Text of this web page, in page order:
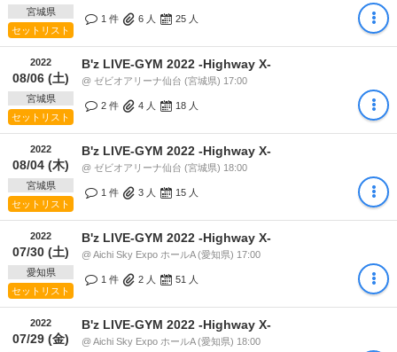
宮城県
セットリスト
1 件 6 人 25 人
2022
08/06 (土)
宮城県
セットリスト
B'z LIVE-GYM 2022 -Highway X-
@ ゼビオアリーナ仙台 (宮城県) 17:00
2 件 4 人 18 人
2022
08/04 (木)
宮城県
セットリスト
B'z LIVE-GYM 2022 -Highway X-
@ ゼビオアリーナ仙台 (宮城県) 18:00
1 件 3 人 15 人
2022
07/30 (土)
愛知県
セットリスト
B'z LIVE-GYM 2022 -Highway X-
@ Aichi Sky Expo ホールA (愛知県) 17:00
1 件 2 人 51 人
2022
07/29 (金)
B'z LIVE-GYM 2022 -Highway X-
@ Aichi Sky Expo ホールA (愛知県) 18:00